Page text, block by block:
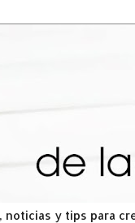
noticias y tips